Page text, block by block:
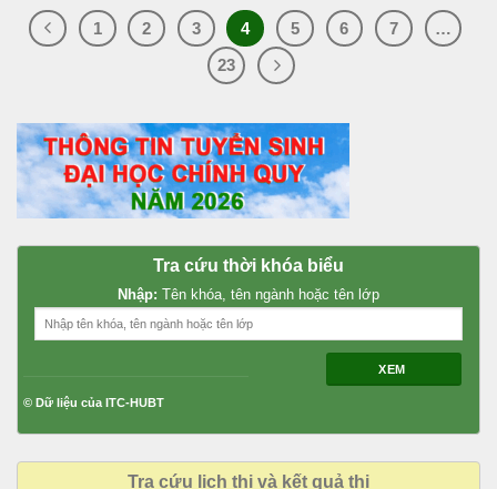
1 2 3 4 5 6 7
…
23
Tra cứu thời khóa biểu
Nhập: Tên khóa, tên ngành hoặc tên lớp
XEM
© Dữ liệu của ITC-HUBT
Tra cứu lịch thi và kết quả thi